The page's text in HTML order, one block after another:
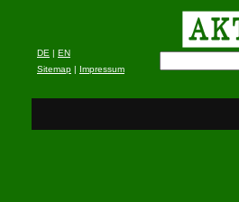
DE | EN
Sitemap | Impressum